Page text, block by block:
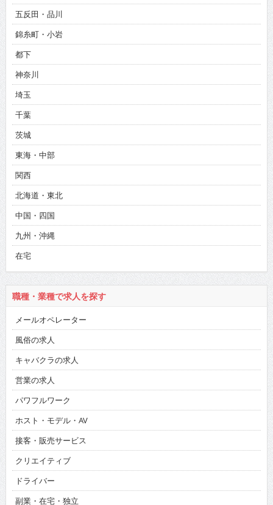
五反田・品川
錦糸町・小岩
都下
神奈川
埼玉
千葉
茨城
東海・中部
関西
北海道・東北
中国・四国
九州・沖縄
在宅
職種・業種で求人を探す
メールオペレーター
風俗の求人
キャバクラの求人
営業の求人
パワフルワーク
ホスト・モデル・AV
接客・販売サービス
クリエイティブ
ドライバー
副業・在宅・独立